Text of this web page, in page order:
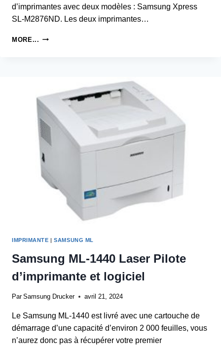
d’imprimantes avec deux modèles : Samsung Xpress
SL-M2876ND. Les deux imprimantes…
MORE... SAMSUNG
MULTIFUNCTION
PILOTE
D’IMPRIMANTE
LOGICIEL
IMPRIMANTE |SAMSUNG ML
Samsung ML-1440 Laser Pilote
d’imprimante et logiciel
Par Samsung Drucker avril 21, 2024
Le Samsung ML-1440 est livré avec une cartouche de
démarrage d’une capacité d’environ 2 000 feuilles, vous
n’aurez donc pas à récupérer votre premier